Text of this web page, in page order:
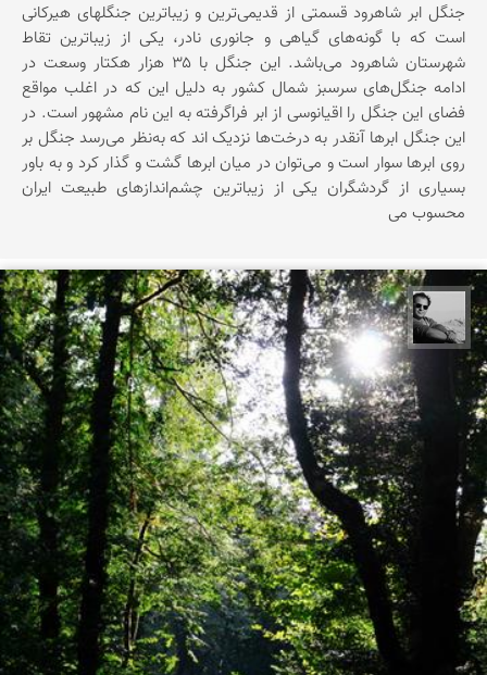
جنگل ابر شاهرود قسمتی از قدیمی‌ترین و زیباترین جنگلهای هیرکانی
است که با گونه‌های گیاهی و جانوری نادر، یکی از زیباترین تقاط
شهرستان شاهرود می‌باشد. این جنگل با ۳۵ هزار هکتار وسعت در
ادامه جنگل‌های سرسبز شمال کشور به دلیل این که در اغلب مواقع
فضای این جنگل را اقیانوسی از ابر فراگرفته به این نام مشهور است. در
این جنگل ابرها آنقدر به درخت‌ها نزدیک اند که به‌نظر می‌رسد جنگل بر
روی ابرها سوار است و می‌توان در میان ابرها گشت و گذار کرد و به باور
بسیاری از گردشگران یکی از زیباترین چشم‌اندازهای طبیعت ایران
محسوب می
محمد رزازان